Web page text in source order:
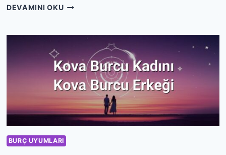
DEVAMINI OKUKOVA
ERKEĞI
UYUMU
BURÇ UYUMLARI